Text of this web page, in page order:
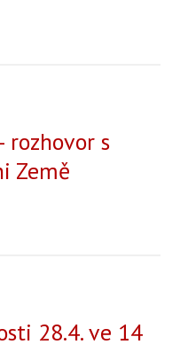
rozhovor s
Země
28.4. ve 14